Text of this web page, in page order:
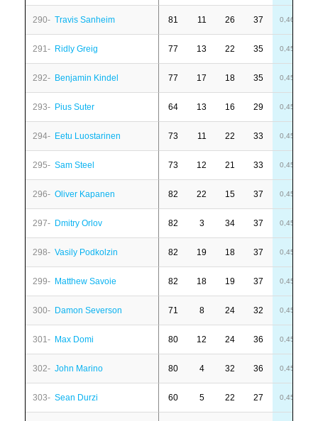
290- Travis Sanheim 81 11 26 37 0,46
291- Ridly Greig 77 13 22 35 0,45
292- Benjamin Kindel 77 17 18 35 0,45
293- Pius Suter 64 13 16 29 0,45
294- Eetu Luostarinen 73 11 22 33 0,45
295- Sam Steel 73 12 21 33 0,45
296- Oliver Kapanen 82 22 15 37 0,45
297- Dmitry Orlov 82 3 34 37 0,45
298- Vasily Podkolzin 82 19 18 37 0,45
299- Matthew Savoie 82 18 19 37 0,45
300- Damon Severson 71 8 24 32 0,45
301- Max Domi 80 12 24 36 0,45
302- John Marino 80 4 32 36 0,45
303- Sean Durzi 60 5 22 27 0,45